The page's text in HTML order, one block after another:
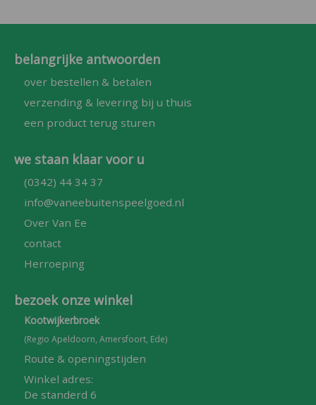
belangrijke antwoorden
over bestellen & betalen
verzending & levering bij u thuis
een product terug sturen
we staan klaar voor u
(0342) 44 34 37
info@vaneebuitenspeelgoed.nl
Over Van Ee
contact
Herroeping
bezoek onze winkel
Kootwijkerbroek
(Regio Apeldoorn, Amersfoort, Ede)
Route & openingstijden
Winkel adres:
De standerd 6